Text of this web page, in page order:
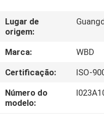
VÍDEOS
SOBRE
NÓS
EXCURSÃO
Lugar de
origem:
Marca:
WBD
Certificação:
ISO-
Número do
modelo: